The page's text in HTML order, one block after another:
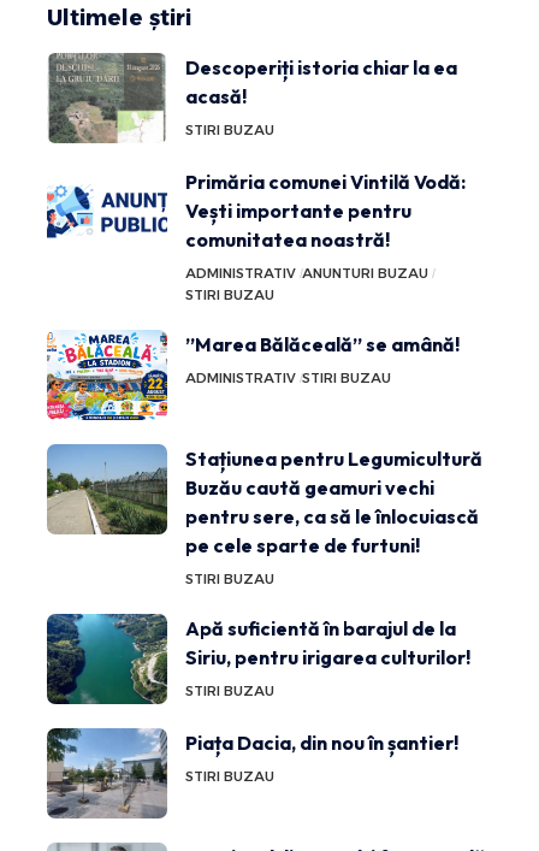
Ultimele știri
Descoperiți istoria chiar la ea
acasă!
STIRI BUZAU
Primăria comunei Vintilă Vodă:
Vești importante pentru
comunitatea noastră!
ADMINISTRATIV ANUNTURI BUZAU
STIRI BUZAU
”Marea Bălăceală” se amână!
ADMINISTRATIV STIRI BUZAU
Stațiunea pentru Legumicultură
Buzău caută geamuri vechi
pentru sere, ca să le înlocuiască
pe cele sparte de furtuni!
STIRI BUZAU
Apă suficientă în barajul de la
Siriu, pentru irigarea culturilor!
STIRI BUZAU
Piața Dacia, din nou în șantier!
STIRI BUZAU